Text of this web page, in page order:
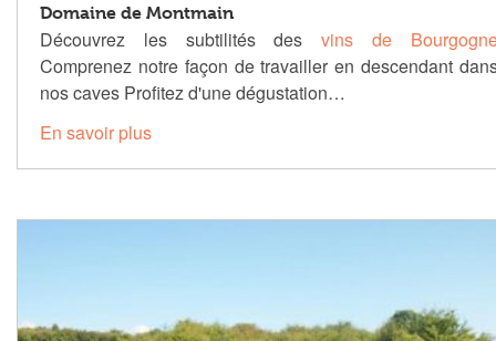
Domaine de Montmain
Découvrez les subtilités desvins de
Comprenez notre façon de travailler en descendant
nos caves Profitez d'une dégustation…
En savoir plus